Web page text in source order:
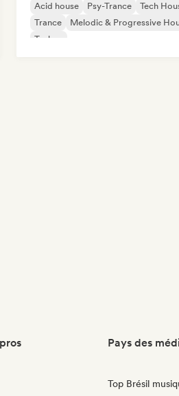
Acid house Psy-Trance
Tech
Trance
Melodic & Progressive
Techno
Pays des
Top Brésil